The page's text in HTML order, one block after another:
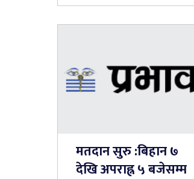
मतदान सुरु :बिहान ७
देखि अपराह्न ५ बजेसम्म